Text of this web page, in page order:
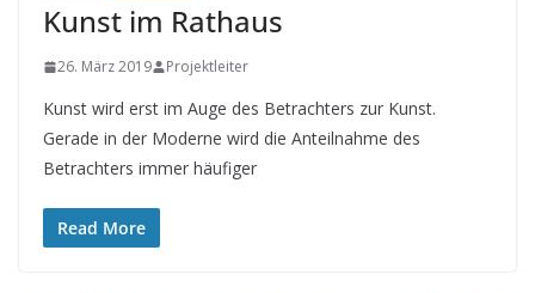
Kunst im Rathaus
26. März 2019 Projektleiter
Kunst wird erst im Auge des Betrachters zur Kunst.
Gerade in der Moderne wird die Anteilnahme des
Betrachters immer häufiger
Read More